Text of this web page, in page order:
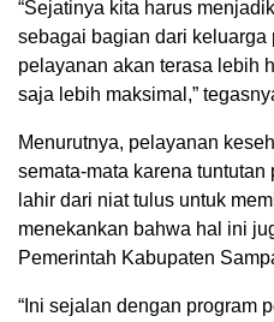
“Sejatinya kita harus
sebagai bagian dari keluarga
pelayanan akan terasa lebih
saja lebih maksimal,”
Menurutnya, pelayanan
semata-mata karena tuntutan
lahir dari niat tulus untuk
menekankan bahwa hal ini
Pemerintah Kabupaten
“Ini sejalan dengan program